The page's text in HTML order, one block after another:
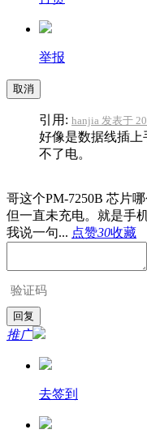
举报
取消
引用: hanjia 发表于
好像是数据线插
不了电。
哥这个PM-7250B 芯片
但一直未充电。就是手
我说一句... 点赞30收藏
推广
去签到